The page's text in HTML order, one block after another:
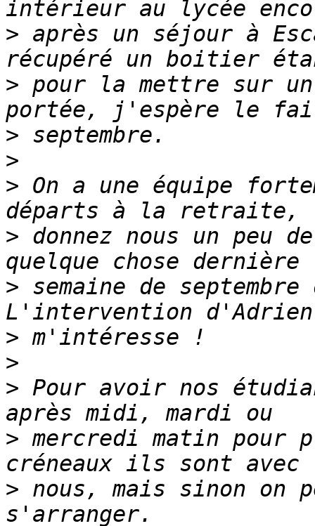
> après un séjour à
> pour la mettre sur
>
>
> On a une équipe
> donnez nous un peu
> semaine de
>
>
> Pour avoir nos
> mercredi matin pour
> nous, mais sinon on